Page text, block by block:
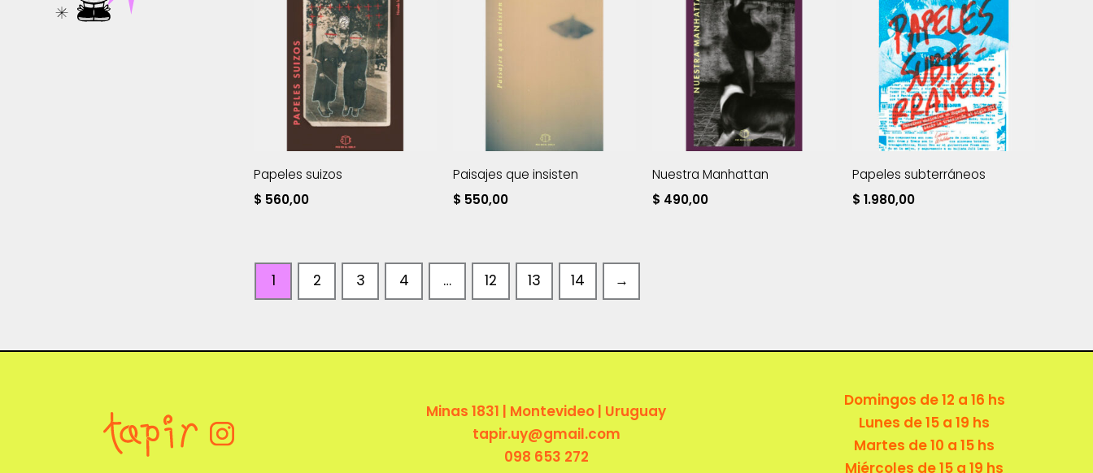
Papeles suizos
$ 560,00
Paisajes que insisten
$ 550,00
Nuestra Manhattan
$ 490,00
Papeles subterráneos
$ 1.980,00
1 2 3 4 … 12 13 14 →
Minas 1831 | Montevideo | Uruguay
tapir.uy@gmail.com
098 653 272
Domingos de 12 a 16 hs
Lunes de 15 a 19 hs
Martes de 10 a 15 hs
Miércoles de 15 a 19 hs